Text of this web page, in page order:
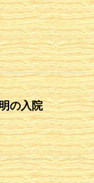
の入院